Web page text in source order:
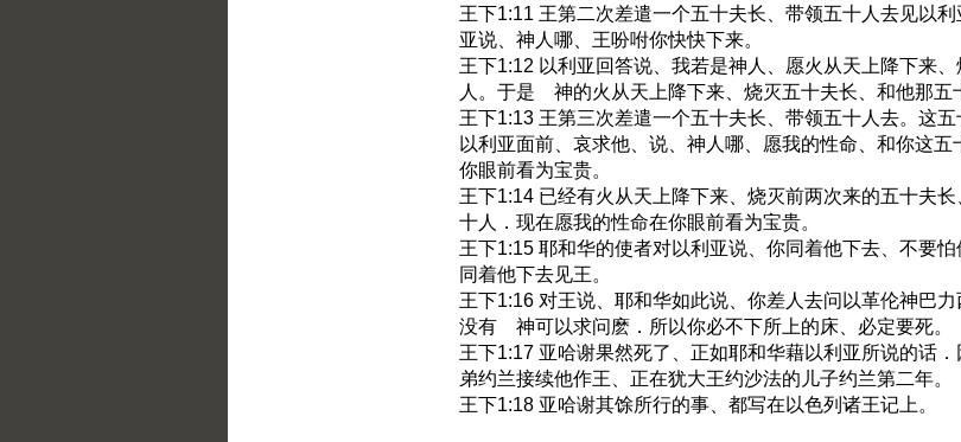
王下1:11 王第二次差遣一个五十夫长、带领五十人去见以利
亚说、神人哪、王吩咐你快快下来。
王下1:12 以利亚回答说、我若是神人、愿火从天上降下来
人。于是 神的火从天上降下来、烧灭五十夫长、和他那五
王下1:13 王第三次差遣一个五十夫长、带领五十人去。这
以利亚面前、哀求他、说、神人哪、愿我的性命、和你这五
你眼前看为宝贵。
王下1:14 已经有火从天上降下来、烧灭前两次来的五十夫
十人．现在愿我的性命在你眼前看为宝贵。
王下1:15 耶和华的使者对以利亚说、你同着他下去、不要怕
同着他下去见王。
王下1:16 对王说、耶和华如此说、你差人去问以革伦神巴
没有 神可以求问麽．所以你必不下所上的床、必定要死。
王下1:17 亚哈谢果然死了、正如耶和华藉以利亚所说的话
弟约兰接续他作王、正在犹大王约沙法的儿子约兰第二年。
王下1:18 亚哈谢其馀所行的事、都写在以色列诸王记上。